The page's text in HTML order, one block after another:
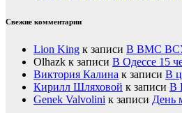
Свежие комментарии
Lion King к записи В ВМС ВСУ
Olhazk к записи В Одессе 15
Виктория Калина к записи В
Кирилл Шляховой к записи В
Genek Valvolini к записи День